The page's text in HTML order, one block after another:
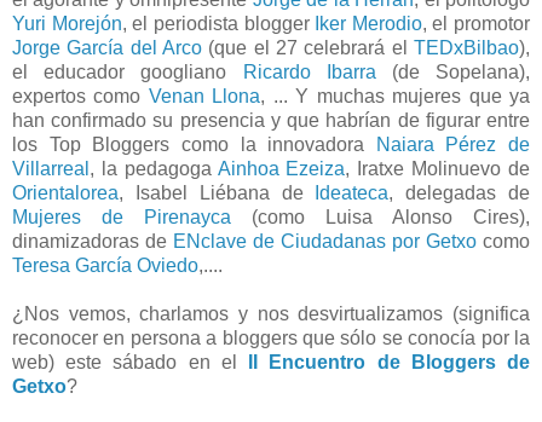
Yuri Morejón, el periodista blogger Iker Merodio, el promotor
Jorge García del Arco (que el 27 celebrará el TEDxBilbao),
el educador googliano
Ricardo Ibarra (de Sopelana),
expertos como Venan Llona, ... Y muchas mujeres que ya
han confirmado su presencia y que habrían de figurar entre
los Top Bloggers como la innovadora
Naiara Pérez de
Villarreal , la pedagoga Ainhoa Ezeiza, Iratxe Molinuevo de
Orientalorea, Isabel Liébana de Ideateca, delegadas de
Mujeres de Pirenayca (como Luisa Alonso Cires),
dinamizadoras de ENclave de Ciudadanas por Getxo como
Teresa García Oviedo,....
¿Nos vemos, charlamos y nos desvirtualizamos (significa
reconocer en persona a bloggers que sólo se conocía por la
web) este sábado en el
II Encuentro de Bloggers de
Getxo?